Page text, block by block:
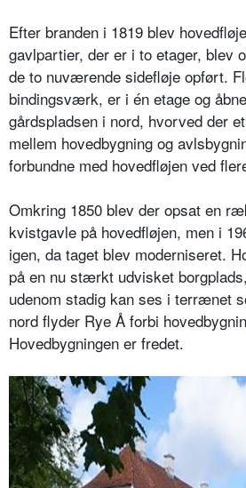
Efter branden i 1819 blev
gavlpartier, der er i to etager, blev
de to nuværende sidefløje opført.
bindingsværk, er i én etage og
gårdspladsen i nord, hvorved der
mellem hovedbygning og
forbundne med hovedfløjen ved
Omkring 1850 blev der opsat en
kvistgavle på hovedfløjen, men i
igen, da taget blev moderniseret.
på en nu stærkt udvisket
udenom stadig kan ses i terrænet
nord flyder Rye Å forbi
Hovedbygningen er fredet.